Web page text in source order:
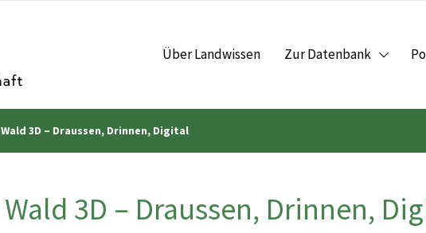
Über Landwissen Zur Datenbank
Wald 3D – Draussen, Drinnen, Digital
Wald 3D – Draussen, Drinnen,